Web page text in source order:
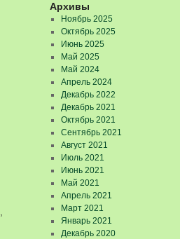
Архивы
Ноябрь 2025
Октябрь 2025
Июнь 2025
Май 2025
Май 2024
Апрель 2024
Декабрь 2022
Декабрь 2021
Октябрь 2021
Сентябрь 2021
Август 2021
Июль 2021
Июнь 2021
Май 2021
Апрель 2021
Март 2021
Январь 2021
Декабрь 2020